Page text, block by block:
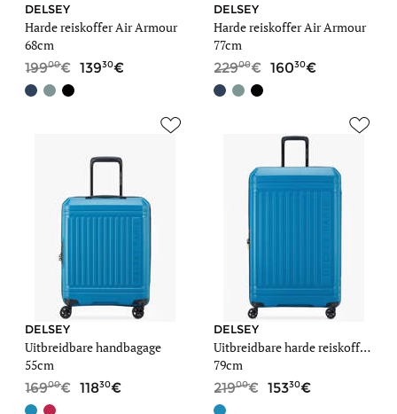
DELSEY
Harde reiskoffer Air Armour
68cm
19900 13930
DELSEY
Harde reiskoffer Air Armour
77cm
22900 16030
DELSEY
Uitbreidbare handbagage
55cm
16900 11830
DELSEY
Uitbreidbare harde reiskoffer Lutece
79cm
21900 15330